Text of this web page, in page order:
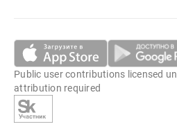
Public user contributions licensed
attribution required